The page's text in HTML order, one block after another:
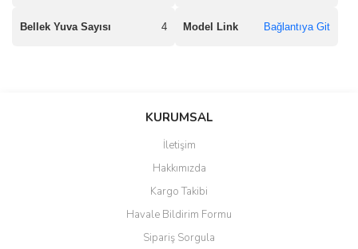
Bellek Yuva Sayısı 4 Model Link Bağlantıya Git
Bu ürüne ilk yorumu siz yapın!
güzel paketlenmiş ama yanında
ile 24 izlenmektedir diye küçük
bir tabela olsa daha hoş
KURUMSAL
İletişim
Hakkımızda
Kargo Takibi
Havale Bildirim Formu
Sipariş Sorgula